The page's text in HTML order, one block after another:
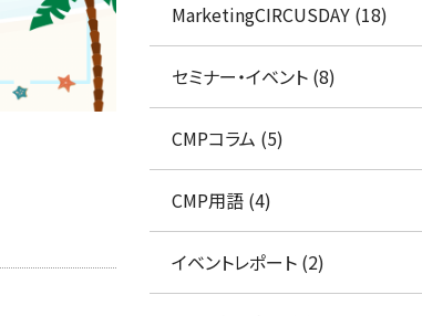
MarketingCIRCUSDAY (18)
セミナー・イベント (8)
CMPコラム (5)
CMP用語 (4)
イベントレポート (2)